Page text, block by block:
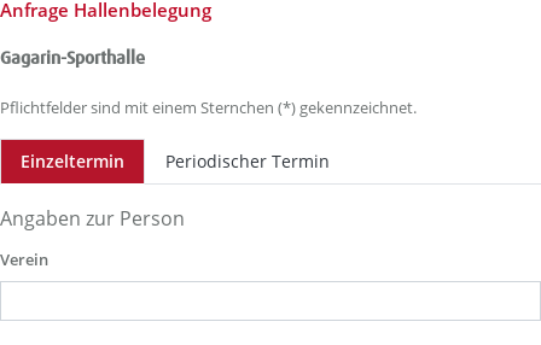
Anfrage Hallenbelegung
Gagarin-Sporthalle
Pflichtfelder sind mit einem Sternchen (*) gekennzeichnet.
Einzeltermin Periodischer Termin
Angaben zur Person
Verein